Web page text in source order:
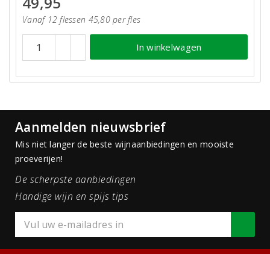
Vanaf 12 flessen 45,80 per fles
In winkelwagen
Aanmelden nieuwsbrief
Mis niet langer de beste wijnaanbiedingen en mooiste
proeverijen!
De scherpste aanbiedingen
Handige wijn en spijs tips